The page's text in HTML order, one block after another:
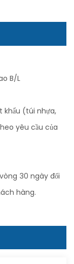
B/L
khẩu (túi nhựa,
yêu cầu của
30 ngày đối
hàng.